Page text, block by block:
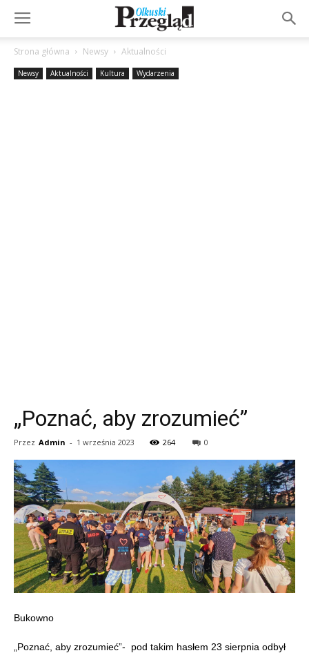
Strona główna Newsy Aktualności
Newsy Aktualności Kultura Wydarzenia
„Poznać, aby zrozumieć”
Przez Admin - 1 września 2023 264 0
Bukowno
„Poznać, aby zrozumieć”- pod takim hasłem 23 sierpnia odbył